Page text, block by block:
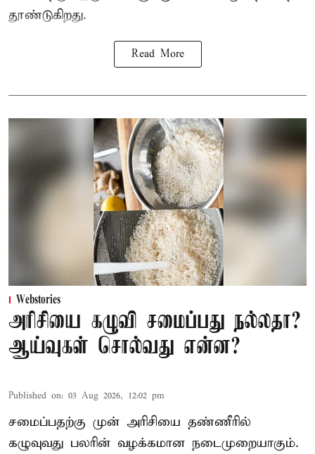
தூண்டுகிறது.
Read More
Webstories
அரிசியை கழுவி சமைப்பது நல்லதா?
ஆய்வுகள் சொல்வது என்ன?
Published on: 03 Aug 2026, 12:02 pm
சமைப்பதற்கு முன் அரிசியை தண்ணீரில்
கழுவுவது பலரின் வழக்கமான நடைமுறையாகும்.